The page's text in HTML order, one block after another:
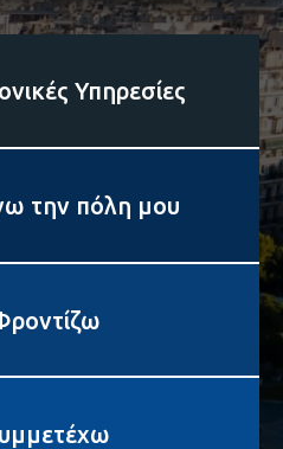
Υπηρεσίες
την πόλη μου